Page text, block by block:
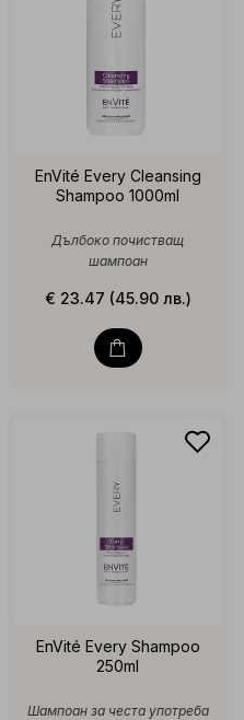
EnVité Every Cleansing
Shampoo 1000ml
Дълбоко почистващ
шампоан
€ 23.47 (45.90 лв.)
EnVité Every Shampoo
250ml
Шампоан за честа употреба